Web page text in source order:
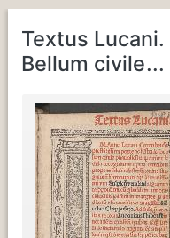
Textus
Bellum civile...